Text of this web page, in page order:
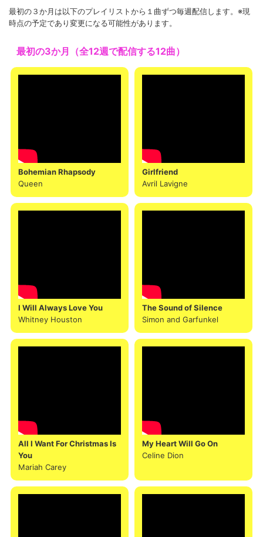
最初の３か月は以下のプレイリストから１曲ずつ毎週配信します。※現
時点の予定であり変更になる可能性があります。
最初の3か月（全12週で配信する12曲）
Bohemian Rhapsody
Queen
Girlfriend
Avril Lavigne
I Will Always Love You
Whitney Houston
The Sound of Silence
Simon and Garfunkel
All I Want For Christmas Is
You
Mariah Carey
My Heart Will Go On
Celine Dion